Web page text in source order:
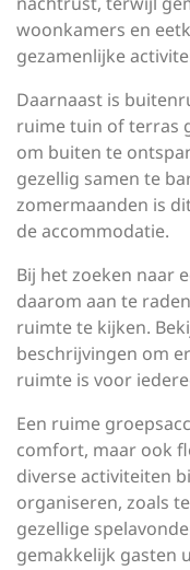
woonkamers en
gezamenlijke
Daarnaast is
ruime tuin of terras
om buiten te
gezellig samen te
zomermaanden is
de accommodatie.
Bij het zoeken naar
daarom aan te
ruimte te kijken.
beschrijvingen om
ruimte is voor
Een ruime
comfort, maar ook
diverse activiteiten
organiseren, zoals
gezellige
gemakkelijk gasten